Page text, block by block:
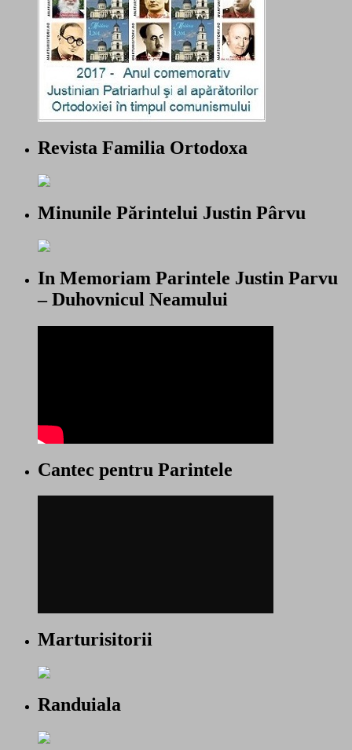
Revista Familia Ortodoxa
Minunile Părintelui Justin Pârvu
In Memoriam Parintele Justin Parvu
– Duhovnicul Neamului
Cantec pentru Parintele
Marturisitorii
Randuiala